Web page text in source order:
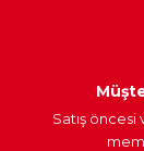
Satış öncesi